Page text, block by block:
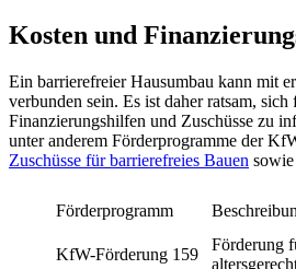
Kosten und
Ein barrierefreier Hausumbau kann mit
verbunden sein. Es ist daher ratsam,
Finanzierungshilfen und Zuschüsse zu
unter anderem Förderprogramme der
Zuschüsse für barrierefreies Bauen sowie
Förderprogramm
KfW-Förderung 159
Förderung